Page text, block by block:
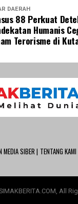
DAERAH
88 Perkuat
Humanis
Terorisme di
MEDIA SIBER | TENTANG KAMI
All